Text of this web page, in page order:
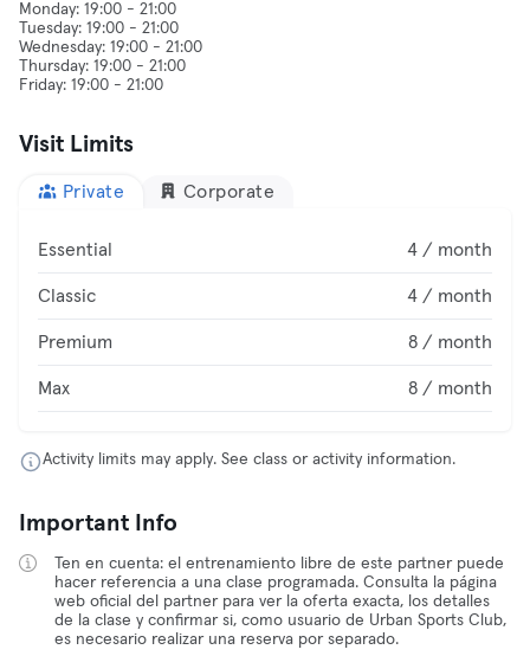
Monday: 19:00 - 21:00
Tuesday: 19:00 - 21:00
Wednesday: 19:00 - 21:00
Thursday: 19:00 - 21:00
Visit Limits
Private Corporate
Essential 4 / month
Classic 4 / month
Premium 8 / month
Max 8 / month
Activity limits may apply. See class or activity information.
Important Info
Ten en cuenta: el entrenamiento libre de este partner puede
hacer referencia a una clase programada. Consulta la página
web oficial del partner para ver la oferta exacta, los detalles
de la clase y confirmar si, como usuario de Urban Sports Club,
es necesario realizar una reserva por separado.